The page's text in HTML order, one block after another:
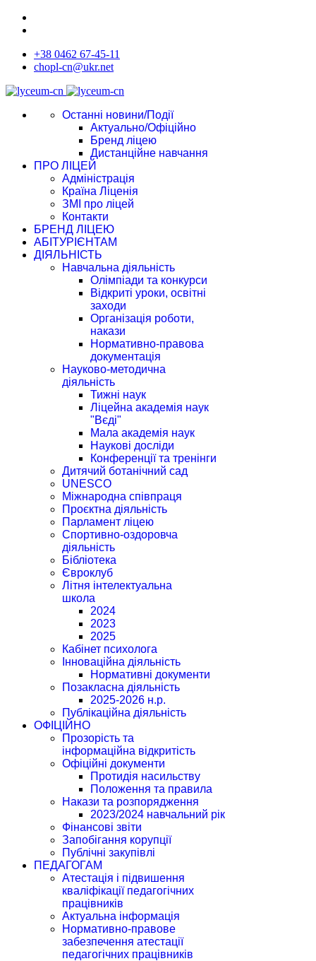
+38 0462 67-45-11
chopl-cn@ukr.net
Останні новини/Події
Актуально/Офіційно
Бренд ліцею
Дистанційне навчання
ПРО ЛІЦЕЙ
Адміністрація
Країна Ліценія
ЗМІ про ліцей
Контакти
БРЕНД ЛІЦЕЮ
АБІТУРІЄНТАМ
ДІЯЛЬНІСТЬ
Навчальна діяльність
Олімпіади та конкурси
Відкриті уроки, освітні
заходи
Організація роботи,
накази
Нормативно-правова
документація
Науково-методична
діяльність
Тижні наук
Ліцейна академія наук
"Вєді"
Мала академія наук
Наукові досліди
Конференції та тренінги
Дитячий ботанічний сад
UNESCO
Міжнародна співпраця
Проєктна діяльність
Парламент ліцею
Спортивно-оздоровча
діяльність
Бібліотека
Євроклуб
Літня інтелектуальна
школа
2024
2023
2025
Кабінет психолога
Інноваційна діяльність
Нормативні документи
Позакласна діяльність
2025-2026 н.р.
Публікаційна діяльність
ОФІЦІЙНО
Прозорість та
інформаційна відкритість
Офіційні документи
Протидія насильству
Положення та правила
Накази та розпорядження
2023/2024 навчальний рік
Фінансові звіти
Запобігання корупції
Публічні закупівлі
ПЕДАГОГАМ
Атестація і підвишення
кваліфікації педагогічних
працівників
Актуальна інформація
Нормативно-правове
забезпечення атестації
педагогічних працівників